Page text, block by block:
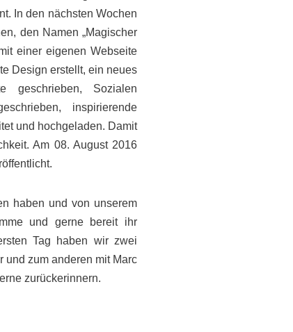
In den nächsten Wochen
den Namen „Magischer
einer eigenen Webseite
Design erstellt, ein neues
geschrieben, Sozialen
inspirierende
und hochgeladen. Damit
Am 08. August 2016
haben und von unserem
und gerne bereit ihr
Tag haben wir zwei
und zum anderen mit Marc
zurückerinnern.